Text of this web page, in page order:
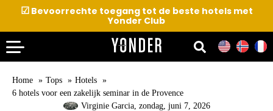
☑Bevoorrechte toegang tot de beste hotels met
Yonder Club
Home Tops
Hotels
6 hotels voor een zakelijk seminar in de Provence
Virginie Garcia, zondag, juni 7, 2026